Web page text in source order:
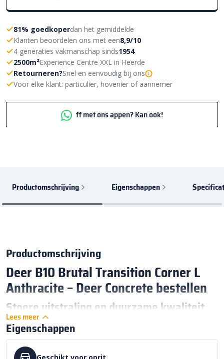
81% goedkoperdan het gemiddelde
Klanten beoordelen ons met een8,9/10
4 generaties vakmanschap sinds1954
2500m²Experience Centre XXL in Heerde
Retourneren?Snel en eenvoudig bij ons
Voor elke klant: particulier, hovenier of aannemer
ff met ons appen? Kan ook!
Productomschrijving Eigenschappen
Productomschrijving
Deer B10 Brutal Transition Corner L
Anthracite – Deer Concrete bestellen
Stoere uitstraling en duurzame kwaliteit
De
Deer B10 Brutal Transition Corner L
Anthracite
grasdallen zijn een krachtige keuze voor wie op zoek
is naar een functionele en stijlvolle oplossing voor
Lees meer
Eigenschappen